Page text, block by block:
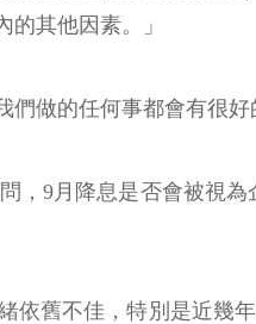
其他因素。」
做的任何事都會有很
，9月降息是否會被視
舊不佳，特別是近